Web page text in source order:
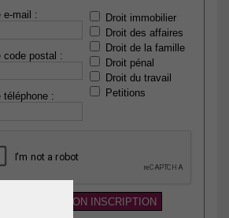
e-mail :
code postal :
téléphone :
Droit immobilier
Droit des affaires
Droit de la famille
Droit pénal
Droit du travail
Petitions